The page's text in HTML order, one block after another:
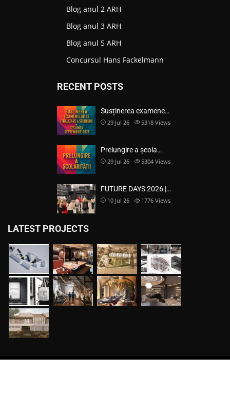
Blog anul 2 ARH
Blog anul 3 ARH
Blog anul 5 ARH
Concursul Hans Fackelmann
RECENT POSTS
Susținerea examene…
29 Jul 26 5318 Views
Prelungire a școla…
29 Jul 26 5304 Views
FUTURE DAYS 2026 |…
10 Jul 26 1776 Views
LATEST PROJECTS